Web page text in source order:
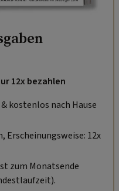
12x bezahlen
kostenlos nach Hause
Erscheinungsweise: 12x
zum Monatsende